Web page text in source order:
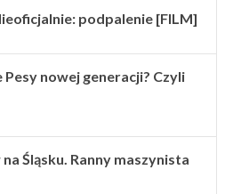
podpalenie [FILM]
nowej generacji? Czyli
Śląsku. Ranny maszynista